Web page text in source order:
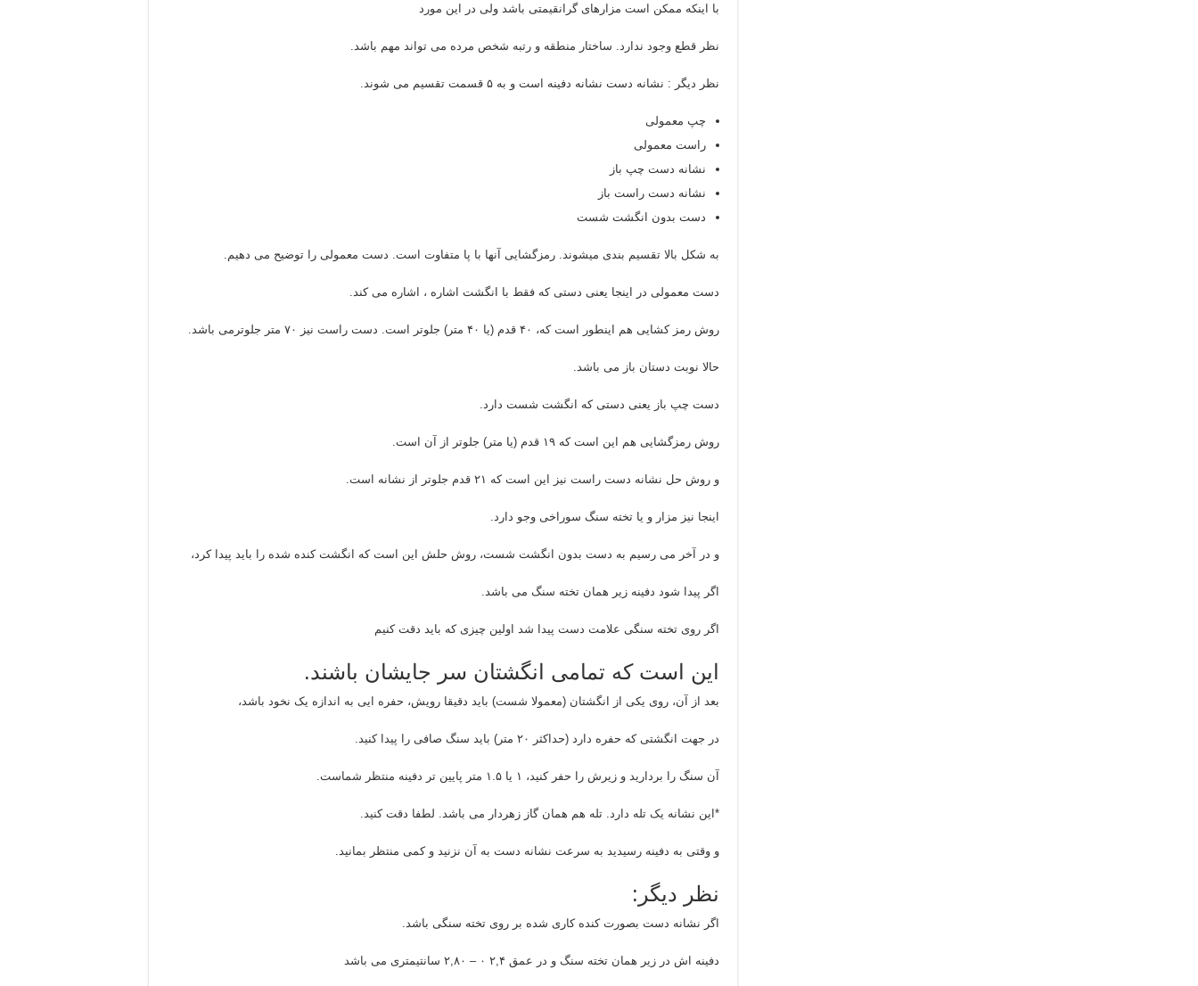
با اینکه ممکن است مزارهای گرانقیمتی باشد ولی در این مورد
نظر قطع وجود ندارد. ساختار منطقه و رتبه شخص مرده می تواند مهم باشد.
نظر دیگر : نشانه دست نشانه دفینه است و به ۵ قسمت تقسیم می شوند.
چپ معمولی
راست معمولی
نشانه دست چپ باز
نشانه دست راست باز
دست بدون انگشت شست
به شکل بالا تقسیم بندی میشوند. رمزگشایی آنها با پا متفاوت است. دست معمولی را توضیح می دهیم.
دست معمولی در اینجا یعنی دستی که فقط با انگشت اشاره ، اشاره می کند.
روش رمز کشایی هم اینطور است که، ۴۰ قدم (یا ۴۰ متر) جلوتر است. دست راست نیز ۷۰ متر جلوترمی باشد.
حالا نوبت دستان باز می باشد.
دست چپ باز یعنی دستی که انگشت شست دارد.
روش رمزگشایی هم این است که ۱۹ قدم (یا متر) جلوتر از آن است.
و روش حل نشانه دست راست نیز این است که ۲۱ قدم جلوتر از نشانه است.
اینجا نیز مزار و یا تخته سنگ سوراخی وجو دارد.
و در آخر می رسیم به دست بدون انگشت شست، روش حلش این است که انگشت کنده شده را باید پیدا کرد،
اگر پیدا شود دفینه زیر همان تخته سنگ می باشد.
اگر روی تخته سنگی علامت دست پیدا شد اولین چیزی که باید دقت کنیم
این است که تمامی انگشتان سر جایشان باشند.
بعد از آن، روی یکی از انگشتان (معمولا شست) باید دقیقا رویش، حفره ایی به اندازه یک نخود باشد،
در جهت انگشتی که حفره دارد (حداکثر ۲۰ متر) باید سنگ صافی را پیدا کنید.
آن سنگ را بردارید و زیرش را حفر کنید، ۱ یا ۱.۵ متر پایین تر دفینه منتظر شماست.
*این نشانه یک تله دارد. تله هم همان گاز زهردار می باشد. لطفا دقت کنید.
و وقتی به دفینه رسیدید به سرعت نشانه دست به آن نزنید و کمی منتظر بمانید.
نظر دیگر:
اگر نشانه دست بصورت کنده کاری شده بر روی تخته سنگی باشد.
دفینه اش در زیر همان تخته سنگ و در عمق ۲,۴ ۰ – ۲,۸۰ سانتیمتری می باشد